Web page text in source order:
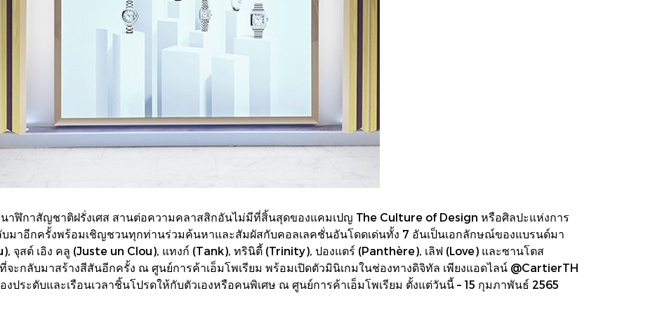
าฬิกาสัญชาติฝรั่งเศส สานต่อความคลาสสิกอันไม่มีที่สิ้นสุดของแคมเปญ The Culture of Design หรือศิลปะแห่งการ
มาอีกครั้งพร้อมเชิญชวนทุกท่านร่วมค้นหาและสัมผัสกับคอลเลคชั่นอันโดดเด่นทั้ง 7 อันเป็นเอกลักษณ์ของแบรนด์มา
จุสต์ เอิง คลู (Juste un Clou), แทงก์ (Tank), ทรินิตี้ (Trinity), ปองแตร์ (Panthère), เลิฟ (Love) และซานโตส
ะกลับมาสร้างสีสันอีกครั้ง ณ ศูนย์การค้าเอ็มโพเรียม พร้อมเปิดตัวมินิเกมในช่องทางดิจิทัล เพียงแอดไลน์ @CartierTH
งประดับและเรือนเวลาชิ้นโปรดให้กับตัวเองหรือคนพิเศษ ณ ศูนย์การค้าเอ็มโพเรียม ตั้งแต่วันนี้ – 15 กุมภาพันธ์ 2565